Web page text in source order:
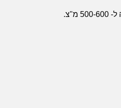
גופי פלדה למבנים יאבדו מכוחם בהדרגה בעודם חשופים לאש. באופן כללי, פלדה שעליה עומס כבד תאבד ממרווח הביטחון שלה כאשר הטמפ' מגיעה ל- 500-600 מ"צ.